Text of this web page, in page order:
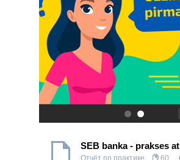
.
SEB banka - prakses
Отчёт по практике 60